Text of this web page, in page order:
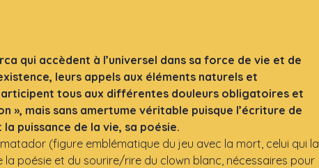
qui accèdent à l’universel dans sa force de vie et de
leurs appels aux éléments naturels et
tous aux différentes douleurs obligatoires et
», mais sans amertume véritable puisque l’écriture de
puissance de la vie, sa poésie.
(figure emblématique du jeu avec la mort, celui qui la
poésie et du sourire/rire du clown blanc, nécessaires pour